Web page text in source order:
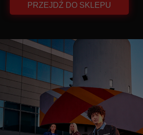
PRZEJDŹ DO SKLEPU